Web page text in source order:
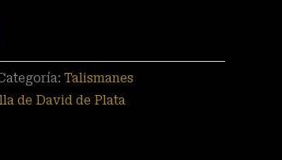
Talismanes
de David de Plata